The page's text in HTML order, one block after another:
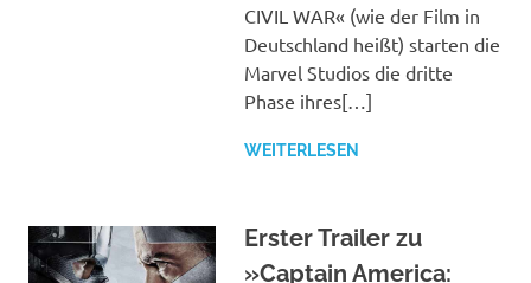
CIVIL WAR« (wie der Film in
Deutschland heißt) starten die
Marvel Studios die dritte
Phase ihres[…]
WEITERLESEN
Erster Trailer zu
»Captain America: